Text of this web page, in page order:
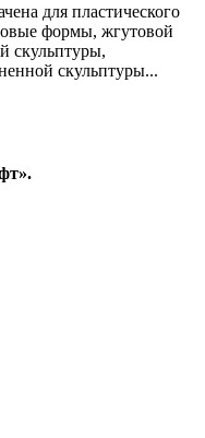
для пластического
формы, жгутовой
скульптуры,
скульптуры...